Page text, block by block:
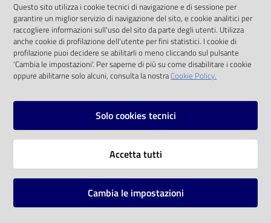
Eventi
Chiedi al
bibliotecario
solo alle condizioni previste dalla direttiva
comunitaria 2003/98/CE e dal d.lgs. 36/2006
SOCIAL
Instagram
Vai alla pagina
Mappa del sito
Questo sito utilizza i cookie tecnici di navigazione e di sessione per
garantire un miglior servizio di navigazione del sito, e cookie analitici per
raccogliere informazioni sull'uso del sito da parte degli utenti. Utilizza
anche cookie di profilazione dell'utente per fini statistici. I cookie di
profilazione puoi decidere se abilitarli o meno cliccando sul pulsante
'Cambia le impostazioni'. Per saperne di più su come disabilitare i cookie
oppure abilitarne solo alcuni, consulta la nostraCookie Policy.
Solo cookies tecnici
Accetta tutti
Cambia le impostazioni